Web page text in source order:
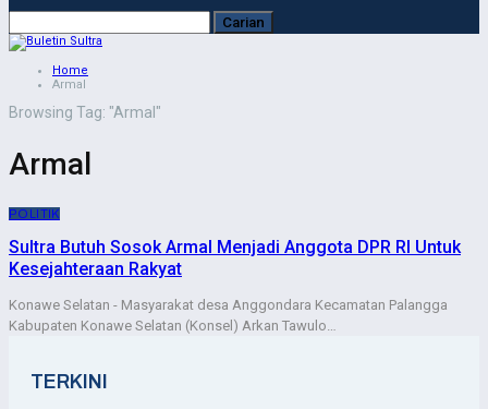
Home
Armal
Browsing Tag: "Armal"
Armal
POLITIK
Sultra Butuh Sosok Armal Menjadi Anggota DPR RI Untuk
Kesejahteraan Rakyat
Konawe Selatan - Masyarakat desa Anggondara Kecamatan Palangga
Kabupaten Konawe Selatan (Konsel) Arkan Tawulo…
TERKINI